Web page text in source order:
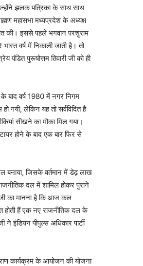
झलक पत्रिका के साथ साथ
महासभा मध्यप्रदेश के अध्यक्ष
की। इससे पहले भगवान परशुराम
वर्ष में निकाली जाती है। तो
पंडित पुरूषोत्तम तिवारी जी को ही
बाद वर्ष 1980 में नगर निगम
गयी, लेकिन यह तो सर्वविदित है
सीखने का मौका मिल गया।
होने के बाद एक बार फिर से
बनाया, जिसके वर्तमान में डेढ़ लाख
दल में शामिल होकर पुराने
जी का मानना है कि आज कल
होती हैं एक नए राजनीतिक दल के
ने इंडियन पीपुल्स अधिकार पार्टी
कार्यक्रम के आयोजन की योजना